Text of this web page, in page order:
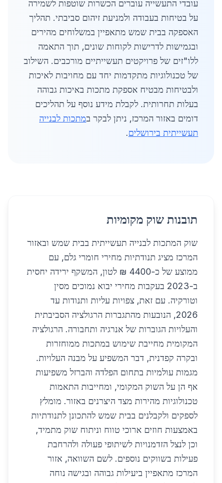
עובדי התעשייה עוברים הכשרות שוטפות לשמירה
על בטיחות בעבודה ולמניעת זיהום סביבתי. תהליך
האספקה בבית שמש מתאפיין במשלוחים מהירים
ובגמישות לדרישות לקוחות שונים, תוך התאמה
ללו"זים של פרויקטים תעשייתיים מורכבים. השילוב
של טכנולוגיות מתקדמות יחד עם מחויבות לאיכות
ולבטיחות מבטיח אספקת מתכות באיכות גבוהה
בעלות תחרותית. לקבלת מידע נוסף על תהליכים
דומים באזור המרכז, ניתן לבקר במתכות לבנייה
תעשייתית בירושלים.
תובנות שוק מקומיות
שוק המתכות לבנייה תעשייתית בבית שמש ובאזור
המרכז מציג תנודתיות מחירי חומרי גלם, עם
ממוצע של כ-4400 ₪ לטון, המשקף ירידה יחסית
ב-2023 בעקבות מחירי יבוא נמוכים מסין
וטורקיה. עם זאת, צפויות עליות ותנודות עד
2026, הנובעות מהתגברות הרגולציה הסביבתית
והעלויות הגוברות של אנרגיה ותחבורה. הרגולציה
המקומית מחייבת שימוש במתכות ממוחזרות
ובקרה קפדנית, דבר המשפיע על מבנה העלויות.
מגמות עולמיות בתחום הפלדה והברזל משפיעות
אף הן על השוק המקומי, ומחייבות התאמות
טכנולוגיות מהירות מצד היצרנים באזור. מומלץ
לספקים ולקבלנים בבית שמש להתכונן לתנודתיות
באמצעות חוזים ארוכי טווח וניתוח שוק מתמיד,
וכן לנצל הזדמנויות לשיתופי פעולה ולהרחבת
פעילות בשווקים נוספים. לשם השוואה, אזור
המרכז מתאפיין ביעילות גבוהה ובגישה נוחה